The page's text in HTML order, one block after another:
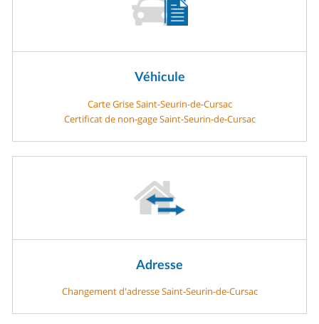
Véhicule
Carte Grise Saint-Seurin-de-Cursac
Certificat de non-gage Saint-Seurin-de-Cursac
Adresse
Changement d'adresse Saint-Seurin-de-Cursac